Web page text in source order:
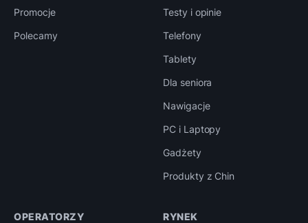
Promocje
Polecamy
Testy i opinie
Telefony
Tablety
Dla seniora
Nawigacje
PC i Laptopy
Gadżety
Produkty z Chin
OPERATORZY RYNEK